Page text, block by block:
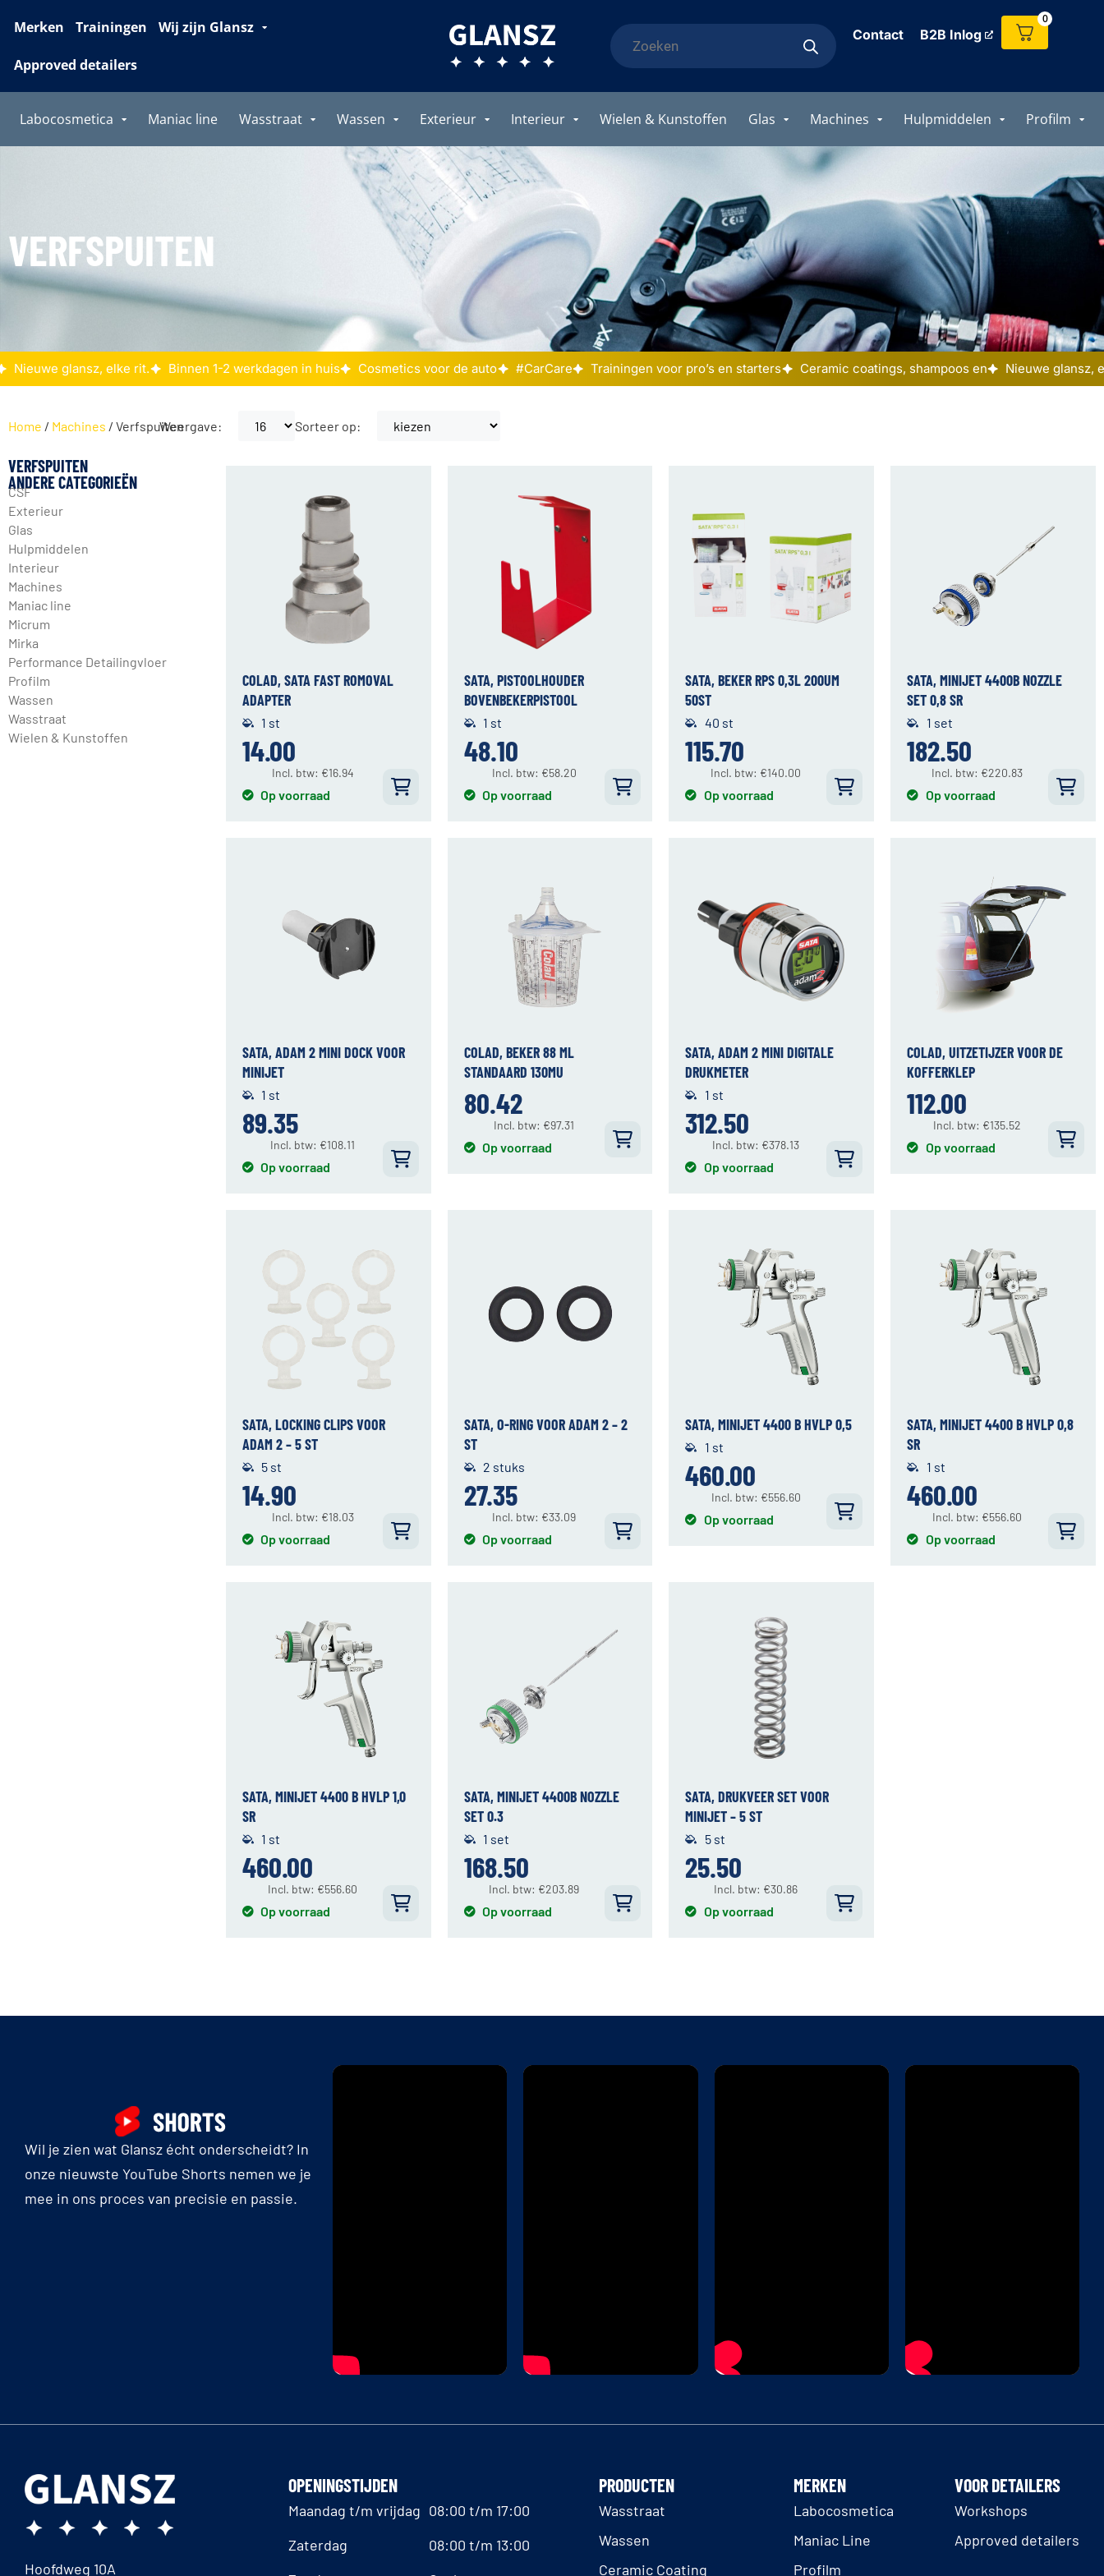
Merken Trainingen Wij zijn Glansz
Approved detailers
Contact B2B Inlog
0
Labocosmetica Maniac line Wasstraat Wassen Exterieur Interieur Wielen & Kunstoffen Glas Machines Hulpmiddelen Profilm
VERFSPUITEN
Nieuwe glansz, elke rit. Binnen 1-2 werkdagen in huis Cosmetics voor de auto #CarCare Trainingen voor pro’s en starters Ceramic coatings, shampoos en Nieuwe glansz,
Home / Machines / VerfspuitenWeergave: Sorteer op:
VERFSPUITEN
ANDERE CATEGORIEËN
CSF
Exterieur
Glas
Hulpmiddelen
Interieur
Machines
Maniac line
Micrum
Mirka
Performance Detailingvloer
Profilm
Wassen
Wasstraat
Wielen & Kunstoffen
COLAD, SATA FAST ROMOVAL
ADAPTER
1 st
14.00
Incl. btw: €16.94
Op voorraad
SATA, PISTOOLHOUDER
BOVENBEKERPISTOOL
1 st
48.10
Incl. btw: €58.20
Op voorraad
SATA, BEKER RPS 0,3L 200UM
50ST
40 st
115.70
Incl. btw: €140.00
Op voorraad
SATA, MINIJET 4400B NOZZLE
SET 0,8 SR
1 set
182.50
Incl. btw: €220.83
Op voorraad
SATA, ADAM 2 MINI DOCK VOOR
MINIJET
1 st
89.35
Incl. btw: €108.11
Op voorraad
COLAD, BEKER 88 ML
STANDAARD 130MU
80.42
Incl. btw: €97.31
Op voorraad
SATA, ADAM 2 MINI DIGITALE
DRUKMETER
1 st
312.50
Incl. btw: €378.13
Op voorraad
COLAD, UITZETIJZER VOOR DE
KOFFERKLEP
112.00
Incl. btw: €135.52
Op voorraad
SATA, LOCKING CLIPS VOOR
ADAM 2 – 5 ST
5 st
14.90
Incl. btw: €18.03
Op voorraad
SATA, O-RING VOOR ADAM 2 – 2
ST
2 stuks
27.35
Incl. btw: €33.09
Op voorraad
SATA, MINIJET 4400 B HVLP 0,5
1 st
460.00
Incl. btw: €556.60
Op voorraad
SATA, MINIJET 4400 B HVLP 0,8
SR
1 st
460.00
Incl. btw: €556.60
Op voorraad
SATA, MINIJET 4400 B HVLP 1,0
SR
1 st
460.00
Incl. btw: €556.60
Op voorraad
SATA, MINIJET 4400B NOZZLE
SET 0.3
1 set
168.50
Incl. btw: €203.89
Op voorraad
SATA, DRUKVEER SET VOOR
MINIJET – 5 ST
5 st
25.50
Incl. btw: €30.86
Op voorraad
Wil je zien wat Glansz écht onderscheidt? In
onze nieuwste YouTube Shorts nemen we je
mee in ons proces van precisie en passie.
Hoofdweg 10A
OPENINGSTIJDEN
Maandag t/m vrijdag 08:00 t/m 17:00
Zaterdag
08:00 t/m 13:00
PRODUCTEN
Wasstraat
Wassen
Ceramic Coating
MERKEN
Labocosmetica
Maniac Line
Profilm
VOOR DETAILERS
Workshops
Approved detailers